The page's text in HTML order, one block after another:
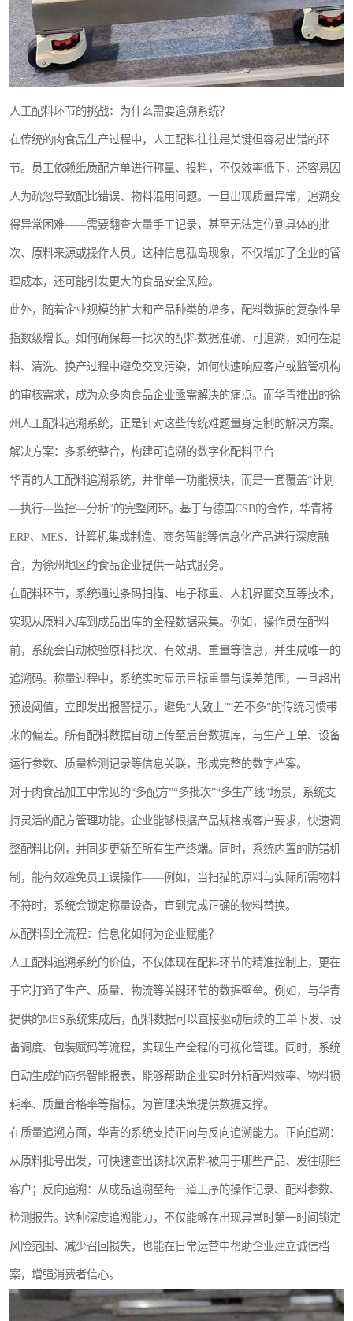
人工配料环节的挑战：为什么需要追溯系统？
在传统的肉食品生产过程中，人工配料往往是关键但容易出错的环
节。员工依赖纸质配方单进行称量、投料，不仅效率低下，还容易因
人为疏忽导致配比错误、物料混用问题。一旦出现质量异常，追溯变
得异常困难——需要翻查大量手工记录，甚至无法定位到具体的批
次、原料来源或操作人员。这种信息孤岛现象，不仅增加了企业的管
理成本，还可能引发更大的食品安全风险。
此外，随着企业规模的扩大和产品种类的增多，配料数据的复杂性呈
指数级增长。如何确保每一批次的配料数据准确、可追溯，如何在混
料、清洗、换产过程中避免交叉污染，如何快速响应客户或监管机构
的审核需求，成为众多肉食品企业亟需解决的痛点。而华青推出的徐
州人工配料追溯系统，正是针对这些传统难题量身定制的解决方案。
解决方案：多系统整合，构建可追溯的数字化配料平台
华青的人工配料追溯系统，并非单一功能模块，而是一套覆盖“计划
—执行—监控—分析”的完整闭环。基于与德国CSB的合作，华青将
ERP、MES、计算机集成制造、商务智能等信息化产品进行深度融
合，为徐州地区的食品企业提供一站式服务。
在配料环节，系统通过条码扫描、电子称重、人机界面交互等技术，
实现从原料入库到成品出库的全程数据采集。例如，操作员在配料
前，系统会自动校验原料批次、有效期、重量等信息，并生成唯一的
追溯码。称量过程中，系统实时显示目标重量与误差范围，一旦超出
预设阈值，立即发出报警提示，避免“大致上”“差不多”的传统习惯带
来的偏差。所有配料数据自动上传至后台数据库，与生产工单、设备
运行参数、质量检测记录等信息关联，形成完整的数字档案。
对于肉食品加工中常见的“多配方”“多批次”“多生产线”场景，系统支
持灵活的配方管理功能。企业能够根据产品规格或客户要求，快速调
整配料比例，并同步更新至所有生产终端。同时，系统内置的防错机
制，能有效避免员工误操作——例如，当扫描的原料与实际所需物料
不符时，系统会锁定称量设备，直到完成正确的物料替换。
从配料到全流程：信息化如何为企业赋能？
人工配料追溯系统的价值，不仅体现在配料环节的精准控制上，更在
于它打通了生产、质量、物流等关键环节的数据壁垒。例如，与华青
提供的MES系统集成后，配料数据可以直接驱动后续的工单下发、设
备调度、包装赋码等流程，实现生产全程的可视化管理。同时，系统
自动生成的商务智能报表，能够帮助企业实时分析配料效率、物料损
耗率、质量合格率等指标，为管理决策提供数据支撑。
在质量追溯方面，华青的系统支持正向与反向追溯能力。正向追溯：
从原料批号出发，可快速查出该批次原料被用于哪些产品、发往哪些
客户；反向追溯：从成品追溯至每一道工序的操作记录、配料参数、
检测报告。这种深度追溯能力，不仅能够在出现异常时第一时间锁定
风险范围、减少召回损失，也能在日常运营中帮助企业建立诚信档
案，增强消费者信心。